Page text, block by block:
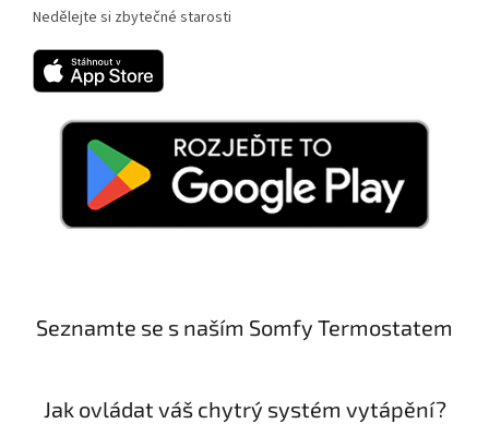
Nedělejte si zbytečné starosti
Seznamte se s naším Somfy Termostatem
Jak ovládat váš chytrý systém vytápění?